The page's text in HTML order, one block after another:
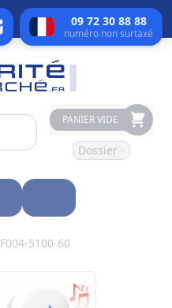
09 72 30 88 88
numéro non surtaxé
PANIER VIDE
Dossier -
F004-5100-60